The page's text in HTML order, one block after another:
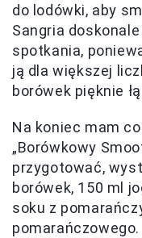
do lodówki, aby
Sangria
spotkania,
ją dla większej
borówek pięknie
Na koniec mam
„Borówkowy
przygotować,
borówek, 150 ml
soku z